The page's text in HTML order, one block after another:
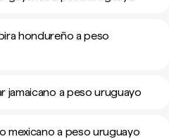
hondureño a peso
jamaicano a peso uruguayo
mexicano a peso uruguayo